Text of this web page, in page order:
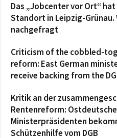
Das „Jobcenter vor Ort“
Standort in Leipzig-Grünau.
nachgefragt
Criticism of the cobbled-
reform: East German
receive backing from the
Kritik an der
Rentenreform: Ostdeutsche
Ministerpräsidenten
Schützenhilfe vom DGB